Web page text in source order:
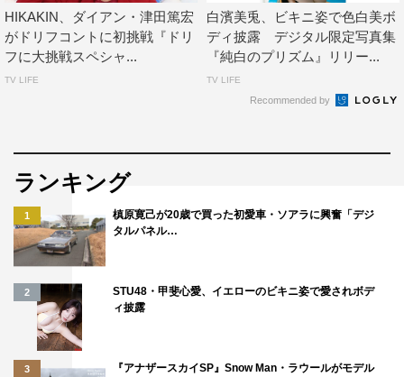
HIKAKIN、ダイアン・津田篤宏
がドリフコントに初挑戦『ドリ
フに大挑戦スペシャ...
TV LIFE
白濱美兎、ビキニ姿で色白美ボ
ディ披露 デジタル限定写真集
『純白のプリズム』リリー...
TV LIFE
Recommended by
ランキング
1
槙原寛己が20歳で買った初愛車・ソアラに興奮「デジ
タルパネル…
2
STU48・甲斐心愛、イエローのビキニ姿で愛されボデ
ィ披露
3
『アナザースカイSP』Snow Man・ラウールがモデル